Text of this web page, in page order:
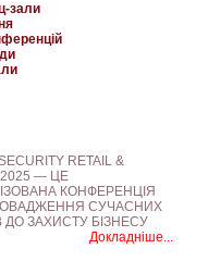
зали
RETAIL &
2025 — ЦЕ
КОНФЕРЕНЦІЯ
СУЧАСНИХ
ДО ЗАХИСТУ БІЗНЕСУ
Докладніше...